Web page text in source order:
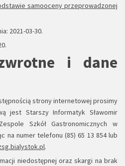
samooceny przeprowadzonej
2021-03-30.
i dane
strony internetowej prosimy
jest Starszy Informatyk Sławomir
Szkół Gastronomicznych w
na numer telefonu (85) 65 13 854 lub
.
niedostępnej oraz skargi na brak